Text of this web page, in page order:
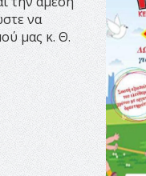
να
μας κ. Θ.